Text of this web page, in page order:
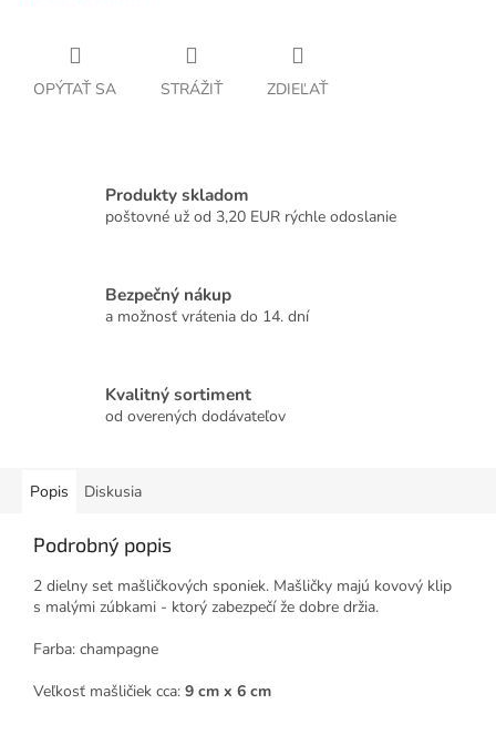
OPÝTAŤ SA STRÁŽIŤ ZDIEĽAŤ
Produkty skladom
poštovné už od 3,20 EUR rýchle odoslanie
Bezpečný nákup
a možnosť vrátenia do 14. dní
Kvalitný sortiment
od overených dodávateľov
Popis Diskusia
Podrobný popis
2 dielny set mašličkových sponiek. Mašličky majú kovový klip
s malými zúbkami - ktorý zabezpečí že dobre držia.
Farba: champagne
Veľkosť mašličiek cca: 9 cm x 6 cm